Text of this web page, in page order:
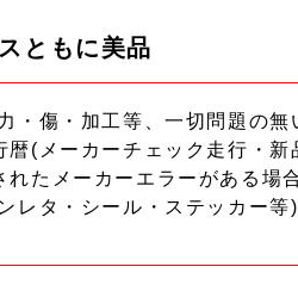
ともに美品
・傷・加工等、一切問題の無
暦(メーカーチェック走行・
れたメーカーエラーがある場
レタ・シール・ステッカー等)